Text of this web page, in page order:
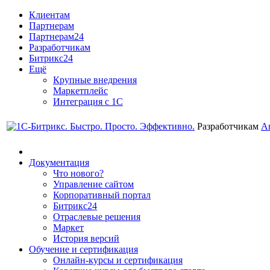
Клиентам
Партнерам
Партнерам24
Разработчикам
Битрикс24
Ещё
Крупные внедрения
Маркетплейс
Интеграция с 1С
Разработчикам
Документация
Что нового?
Управление сайтом
Корпоративный портал
Битрикс24
Отраслевые решения
Маркет
История версий
Обучение и сертификация
Онлайн-курсы и сертификация